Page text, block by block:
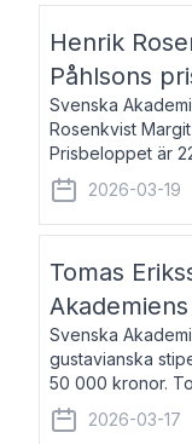
Henrik
Påhlsons
Svenska
Rosenkvist
Prisbeloppet är
född 1965, är
universitet. Han
2026-03-19
Tomas
Svenska
gustavianska
50 000 kronor.
projektledare
utkom i fjol med
2026-03-17